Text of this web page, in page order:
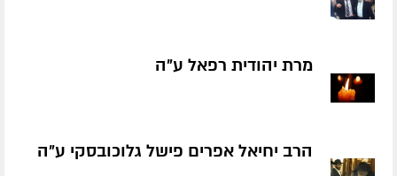
מרת יהודית רפאל ע״ה
הרב יחיאל אפרים פישל גלוכובסקי ע״ה